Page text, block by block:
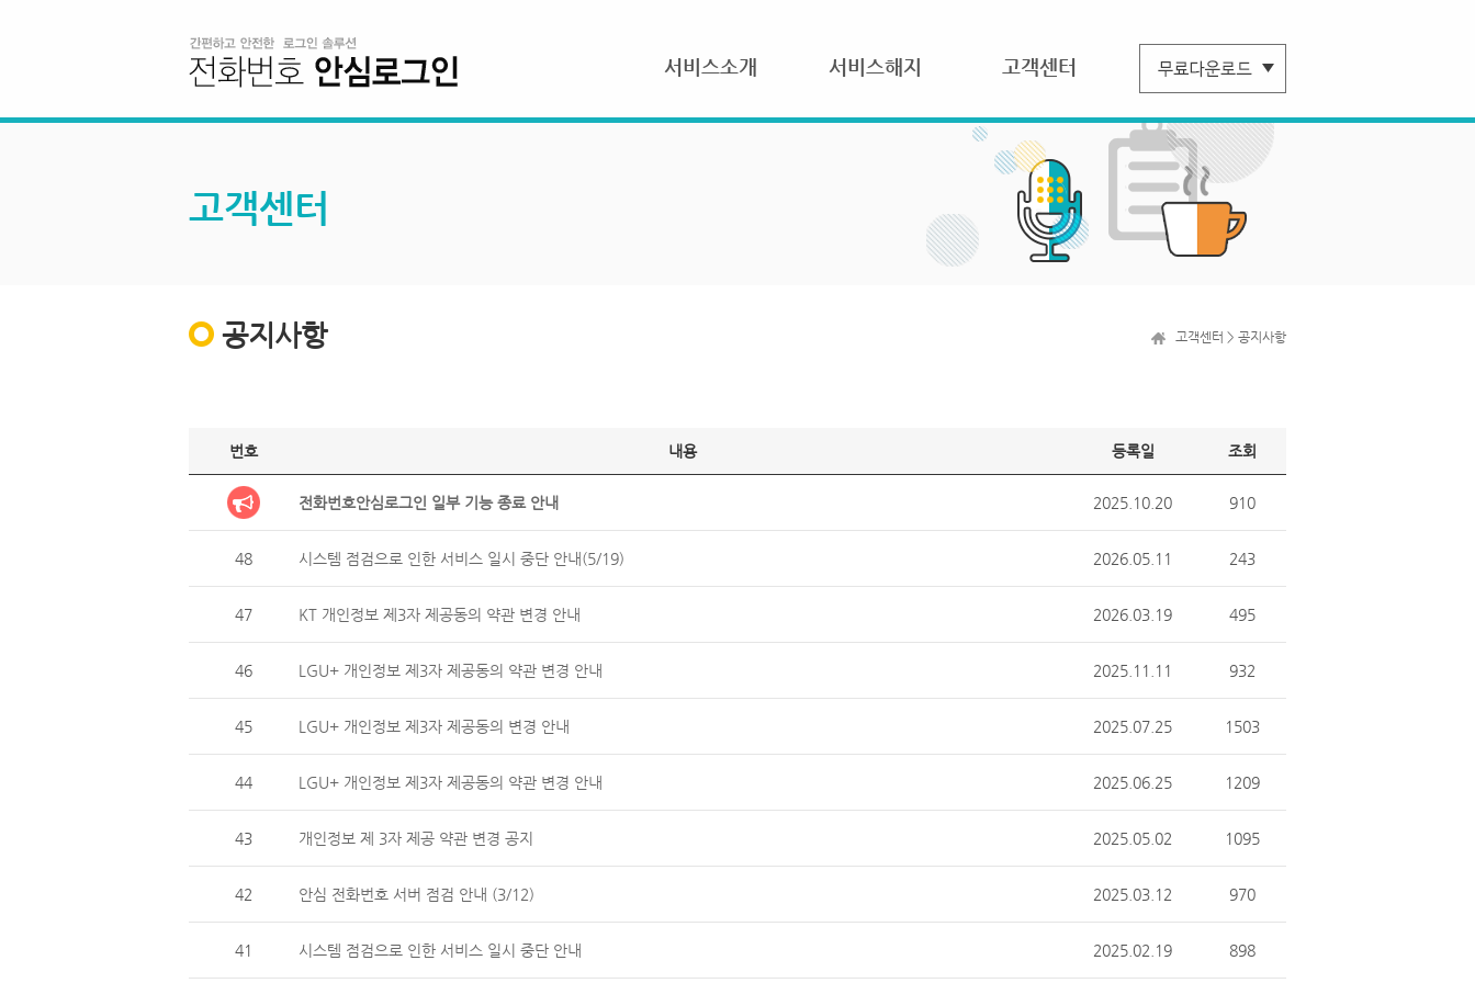
서비스소개 서비스해지 고객센터
고객센터
공지사항 고객센터 > 공지사항
번호 내용 등록일 조회
전화번호안심로그인 일부 기능 종료 안내 2025.10.20 910
48 시스템 점검으로 인한 서비스 일시 중단 안내(5/19) 2026.05.11 243
47 KT 개인정보 제3자 제공동의 약관 변경 안내 2026.03.19 495
46 LGU+ 개인정보 제3자 제공동의 약관 변경 안내 2025.11.11 932
45 LGU+ 개인정보 제3자 제공동의 변경 안내 2025.07.25 1503
44 LGU+ 개인정보 제3자 제공동의 약관 변경 안내 2025.06.25 1209
43 개인정보 제 3자 제공 약관 변경 공지 2025.05.02 1095
42 안심 전화번호 서버 점검 안내 (3/12) 2025.03.12 970
41 시스템 점검으로 인한 서비스 일시 중단 안내 2025.02.19 898